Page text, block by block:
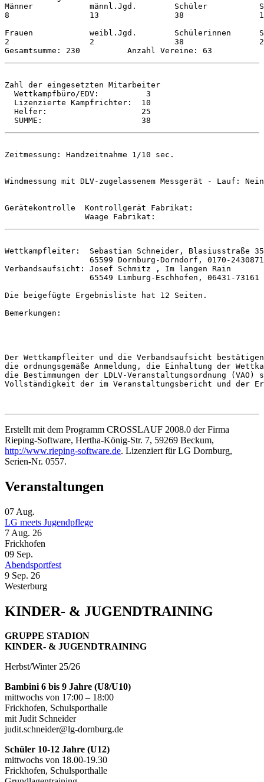
Männer            männl.Jgd.        Schüler
8                 13                38
Frauen            weibl.Jgd.
2                 2                 38
Zahl der eingesetzten Mitarbeiter
  Wettkampfbüro/EDV:          3
  Lizenzierte Kampfrichter:  10
  Helfer:                    25
Zeitmessung: Handzeitnahme 1/10 sec.
Windmessung mit DLV-zugelassenem Messgerät - Lauf:
Gerätekontrolle  Kontrollgerät Fabrikat:
Wettkampfleiter:  Sebastian Schneider, Blasiusstraße 35
                  65599 Dornburg-Dorndorf, 0170-2430871
Verbandsaufsicht: Josef Schmitz , Im langen Rain
                  65549 Limburg-Eschhofen, 06431-73161
Die beigefügte Ergebnisliste hat 12 Seiten.
Bemerkungen:
Der Wettkampfleiter und die Verbandsaufsicht
die ordnungsgemäße Anmeldung, die Einhaltung der
die Bestimmungen der LDLV-Veranstaltungsordnung
Vollständigkeit der im Veranstaltungsbericht und der
Erstellt mit dem Programm CROSSLAUF 2008.0 der Firma
Rieping-Software, Hertha-König-Str. 7, 59269 Beckum,
http://www.rieping-software.de. Lizenziert für LG Dornburg,
Serien-Nr. 0557.
Veranstaltungen
07 Aug.
LG meets Jugendpflege
7 Aug. 26
Frickhofen
09 Sep.
Abendsportfest
9 Sep. 26
Westerburg
KINDER- & JUGENDTRAINING
GRUPPE STADION
KINDER- & JUGENDTRAINING
Herbst/Winter 25/26
Bambini 6 bis 9 Jahre (U8/U10)
mittwochs von 17:00 – 18:00
Frickhofen, Schulsporthalle
mit Judit Schneider
judit.schneider@lg-dornburg.de
Schüler 10-12 Jahre (U12)
mittwochs von 18.00-19.30
Frickhofen, Schulsporthalle